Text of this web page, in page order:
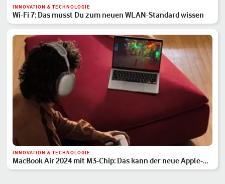
INNOVATION & TECHNOLOGIE
Wi-Fi 7: Das musst Du zum neuen WLAN-Standard wissen
INNOVATION & TECHNOLOGIE
MacBook Air 2024 mit M3-Chip: Das kann der neue Apple-
Laptop